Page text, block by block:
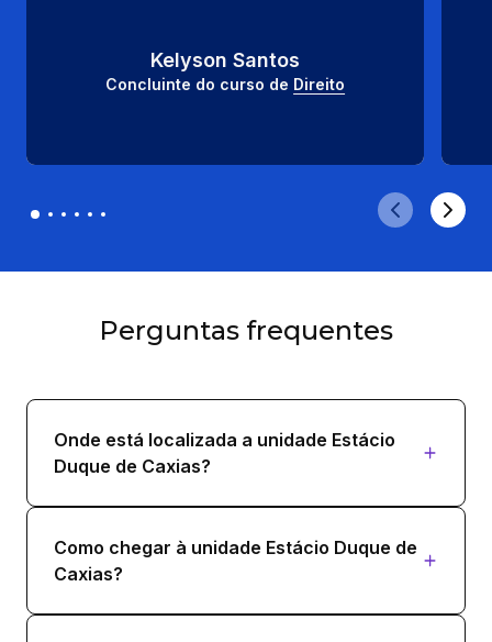
Kelyson Santos
Concluinte do curso de Direito
Perguntas frequentes
Onde está localizada a unidade Estácio
Duque de Caxias?
Como chegar à unidade Estácio Duque de
Caxias?